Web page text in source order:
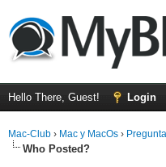
Hello There, Guest! Login
Mac-Club › Mac y MacOs ›
Who Posted?